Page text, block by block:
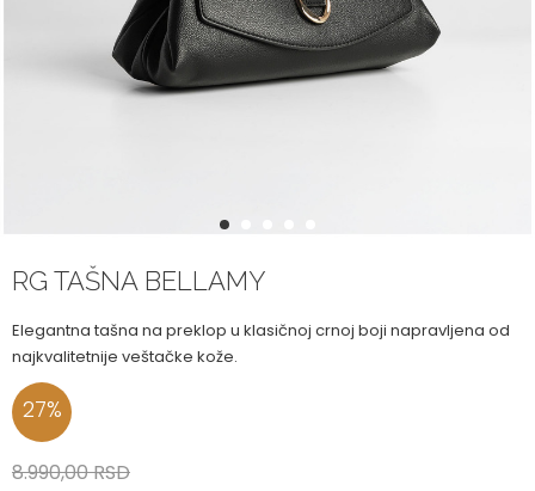
1
RG TAŠNA BELLAMY
Elegantna tašna na preklop u klasičnoj crnoj boji napravljena od
najkvalitetnije veštačke kože.
27%
8.990,00RSD